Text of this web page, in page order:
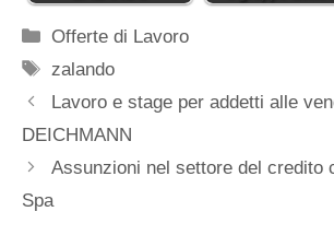
Categorie
Offerte di Lavoro
Tag
zalando
Lavoro e stage per addetti alle
DEICHMANN
Assunzioni nel settore del credito
Spa